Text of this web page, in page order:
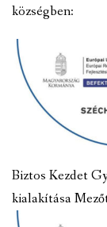
községben:
Biztos Kezdet
kialakítása